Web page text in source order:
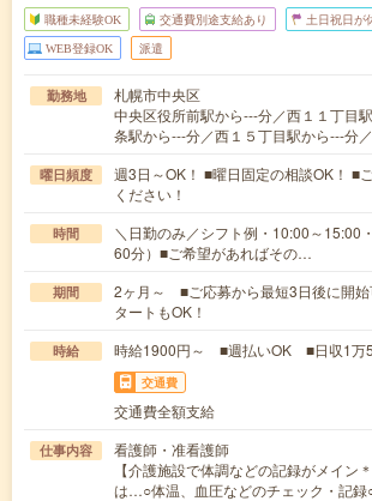
職種未経験OK 交通費別途支給あり 土日祝日が
WEB登録OK 派遣
勤務地
札幌市中央区
中央区役所前駅から---分／西１１丁目
条駅から---分／西１５丁目駅から---分
曜日頻度
週3日～OK！ ■曜日固定の相談OK！ ■
ください！
時間
＼日勤のみ／シフト例・10:00～15:00
60分）■ご希望があればその…
期間
2ヶ月～ ■ご応募から最短3日後に開
タートもOK！
時給 時給1900円～ ■週払いOK ■日収1万
交通費
交通費全額支給
仕事内容
看護師・准看護師
【介護施設で体調などの記録がメイン
は…○体温、血圧などのチェック・記